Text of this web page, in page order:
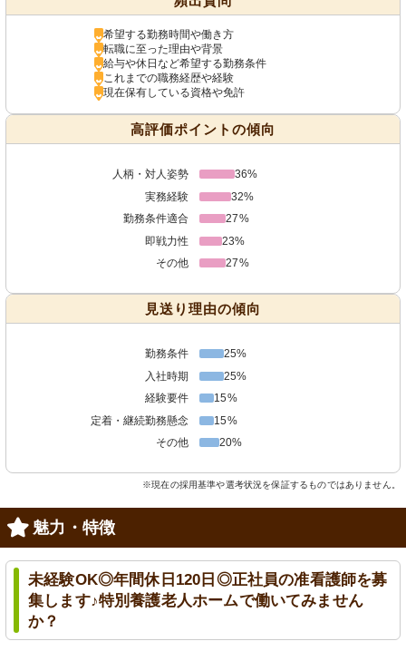
希望する勤務時間や働き方
転職に至った理由や背景
給与や休日など希望する勤務条件
これまでの職務経歴や経験
現在保有している資格や免許
高評価ポイントの傾向
人柄・対人姿勢
36%
実務経験
32%
勤務条件適合
27%
即戦力性
23%
その他
27%
見送り理由の傾向
勤務条件
25%
入社時期
25%
経験要件
15%
定着・継続勤務懸念
15%
その他
20%
※現在の採用基準や選考状況を保証するものではありません。
魅力・特徴
未経験OK◎年間休日120日◎正社員の准看護師を募
集します♪特別養護老人ホームで働いてみません
か？